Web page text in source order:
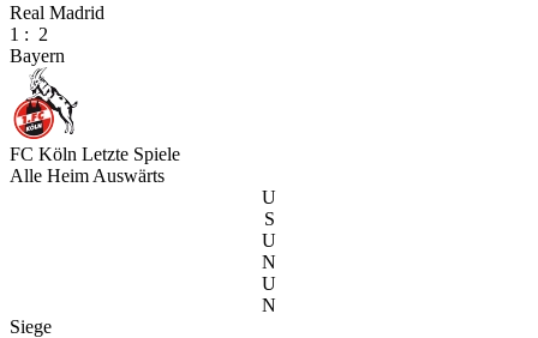
Real Madrid
1 : 2
Bayern
FC Köln Letzte Spiele
Alle Heim Auswärts
U
S
U
N
U
N
Siege